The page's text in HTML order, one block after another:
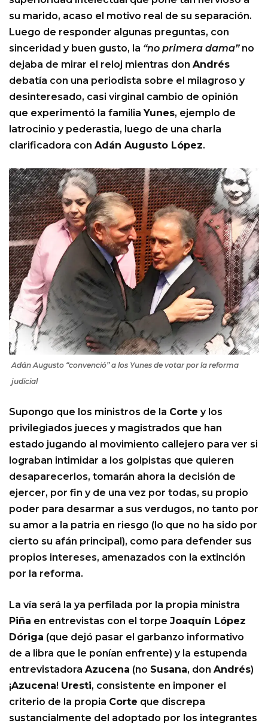
su marido, acaso el motivo real de su separación.
Luego de responder algunas preguntas, con
sinceridad y buen gusto, la “no primera dama”no
dejaba de mirar el reloj mientras don Andrés
debatía con una periodista sobre el milagroso y
desinteresado, casi virginal cambio de opinión
que experimentó la familiaYunes, ejemplo de
latrocinio y pederastia, luego de una charla
clarificadora con Adán Augusto López.
Adán Augusto “convenció” a los Yunes de votar por la reforma
judicial
Supongo que los ministros de la Corte y los
privilegiados jueces y magistrados que han
estado jugando al movimiento callejero para ver si
lograban intimidar a los golpistas que quieren
desaparecerlos, tomarán ahora la decisión de
ejercer, por fin y de una vez por todas, su propio
poder para desarmar a sus verdugos, no tanto por
su amor a la patria en riesgo (lo que no ha sido por
cierto su afán principal), como para defender sus
propios intereses, amenazados con la extinción
por la reforma.
La vía será la ya perfilada por la propia ministra
Piña en entrevistas con el torpe Joaquín López
Dóriga (que dejó pasar el garbanzo informativo
de a libra que le ponían enfrente) y la estupenda
entrevistadora Azucena (no Susana, don Andrés)
¡Azucena! Uresti, consistente en imponer el
criterio de la propia Corte que discrepa
sustancialmente del adoptado por los integrantes